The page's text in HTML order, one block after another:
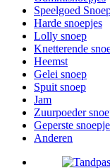
Speelgoed
Harde snoepjes
Lolly snoep
Knetterende
Heemst
Gelei snoep
Spuit snoep
Jam
Zuurpoeder
Geperste
Anderen